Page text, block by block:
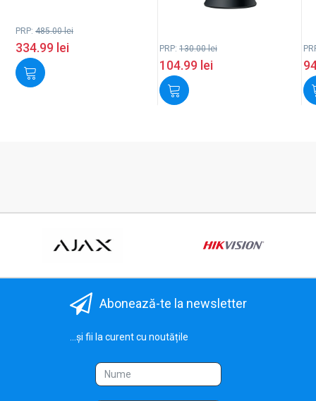
PRP: 485.00lei
334.99 lei PRP: 130.00lei
104.99 lei
Abonează-te la newsletter
...și fii la curent cu noutățile